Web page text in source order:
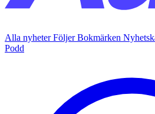
Alla nyheterFöljerBokmärken
Podd